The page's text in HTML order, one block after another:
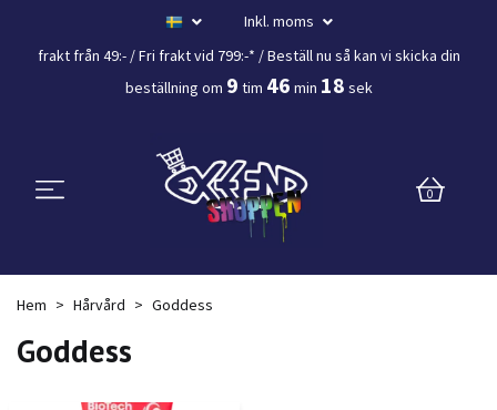
Inkl. moms
frakt från 49:- /Fri frakt vid 799:-* / Beställ nu så kan vi skicka din
beställning om 9 tim 46 min 17 sek
0
Hem Hårvård Goddess
Goddess